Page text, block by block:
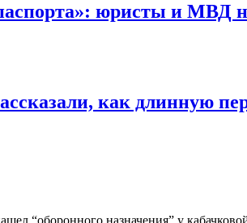
юристы и МВД
как длинную
“оборонного назначения” у